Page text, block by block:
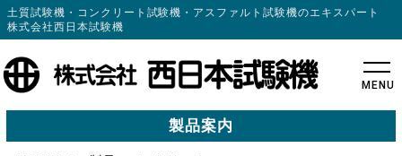
土質試験機・コンクリート試験機・アスファルト試験機のエキスパート
株式会社西日本試験機
MENU
製品案内